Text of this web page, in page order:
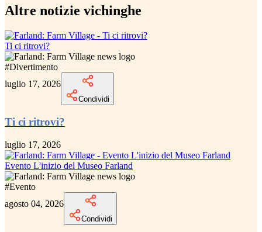
Altre notizie vichinghe
Ti ci ritrovi?
#Divertimento
luglio 17, 2026
Condividi
Ti ci ritrovi?
luglio 17, 2026
Evento L'inizio del Museo Farland
#Evento
agosto 04, 2026
Condividi